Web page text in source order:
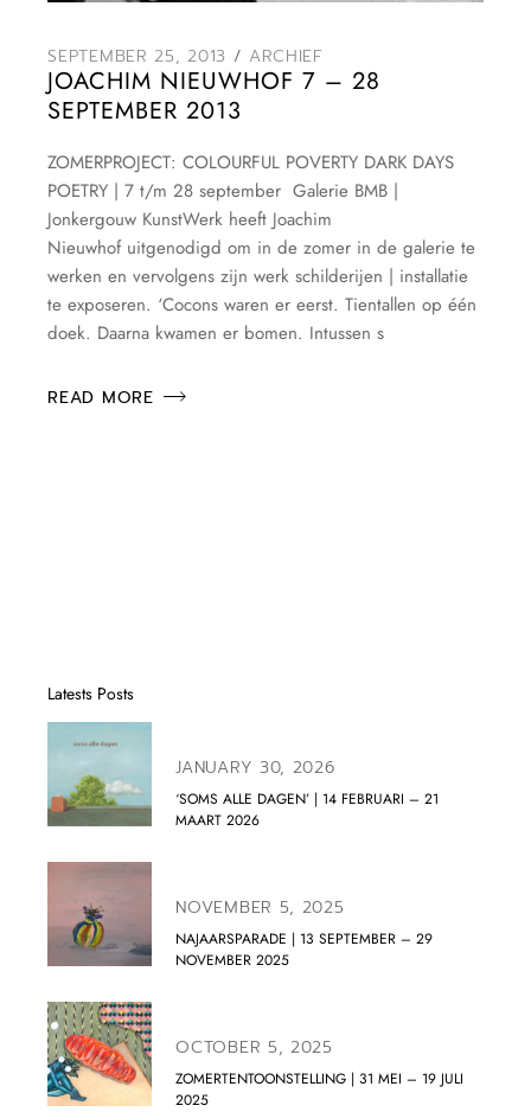
SEPTEMBER 25, 2013 ARCHIEF
JOACHIM NIEUWHOF 7 – 28
SEPTEMBER 2013
ZOMERPROJECT: COLOURFUL POVERTY DARK DAYS
POETRY | 7 t/m 28 september Galerie BMB |
Jonkergouw KunstWerk heeft Joachim
Nieuwhof uitgenodigd om in de zomer in de galerie te
werken en vervolgens zijn werk schilderijen | installatie
te exposeren. ‘Cocons waren er eerst. Tientallen op één
doek. Daarna kwamen er bomen. Intussen s
READ MORE
Latests Posts
JANUARY 30, 2026
‘SOMS ALLE DAGEN’ | 14 FEBRUARI – 21
MAART 2026
NOVEMBER 5, 2025
NAJAARSPARADE | 13 SEPTEMBER – 29
NOVEMBER 2025
OCTOBER 5, 2025
ZOMERTENTOONSTELLING | 31 MEI – 19 JULI
2025